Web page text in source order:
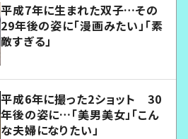
平成7年に生まれた双子…その
29年後の姿に「漫画みたい」「素
敵すぎる」
平成6年に撮った2ショット 30
年後の姿に…「美男美女」「こん
な夫婦になりたい」